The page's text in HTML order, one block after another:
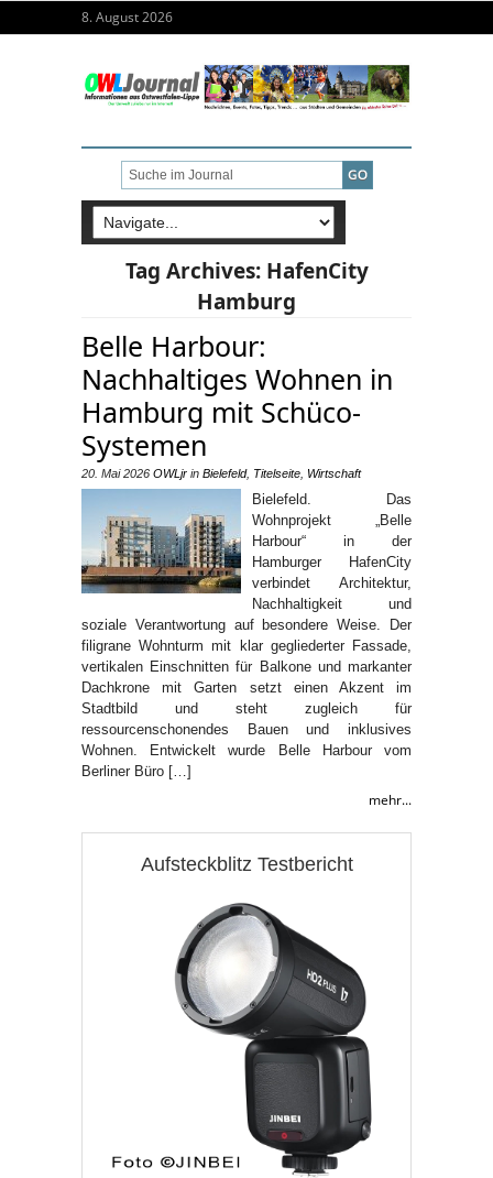
8. August 2026
Tag Archives: HafenCity
Hamburg
Belle Harbour:
Nachhaltiges Wohnen in
Hamburg mit Schüco-
Systemen
20. Mai 2026 OWLjr in Bielefeld, Titelseite Wirtschaft
Bielefeld. Das
Wohnprojekt „Belle
Harbour“ in der
Hamburger HafenCity
verbindet Architektur,
Nachhaltigkeit und
soziale Verantwortung auf besondere Weise. Der
filigrane Wohnturm mit klar gegliederter Fassade,
vertikalen Einschnitten für Balkone und markanter
Dachkrone mit Garten setzt einen Akzent im
Stadtbild und steht zugleich für
ressourcenschonendes Bauen und inklusives
Wohnen. Entwickelt wurde Belle Harbour vom
Berliner Büro […]
mehr...
Aufsteckblitz Testbericht